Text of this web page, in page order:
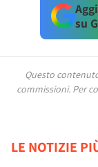
su
Questo
commissioni. Per
LE NOTIZIE